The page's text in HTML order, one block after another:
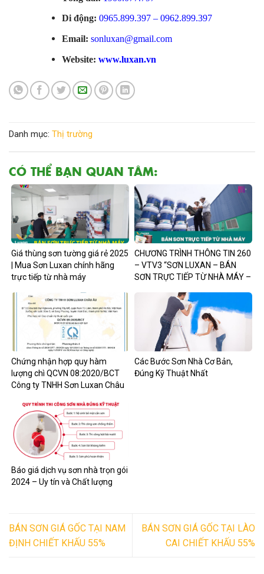
Di động: 0965.899.397 – 0962.899.397
Email: sonluxan@gmail.com
Website: www.luxan.vn
Danh mục: Thị trường
CÓ THỂ BẠN QUAN TÂM:
Giá thùng sơn tường giá rẻ 2025
| Mua Sơn Luxan chính hãng
trực tiếp từ nhà máy
CHƯƠNG TRÌNH THÔNG TIN 260
– VTV3 “SƠN LUXAN – BÁN
SƠN TRỰC TIẾP TỪ NHÀ MÁY –
Chứng nhận hợp quy hàm
lượng chì QCVN 08:2020/BCT
Công ty TNHH Sơn Luxan Châu
toàn của sản phẩm sơn
Các Bước Sơn Nhà Cơ Bản,
Đúng Kỹ Thuật Nhất
Báo giá dịch vụ sơn nhà trọn gói
2024 – Uy tín và Chất lượng
BÁN SƠN GIÁ GỐC TẠI NAM
ĐỊNH CHIẾT KHẤU 55%
BÁN SƠN GIÁ GỐC TẠI LÀO
CAI CHIẾT KHẤU 55%